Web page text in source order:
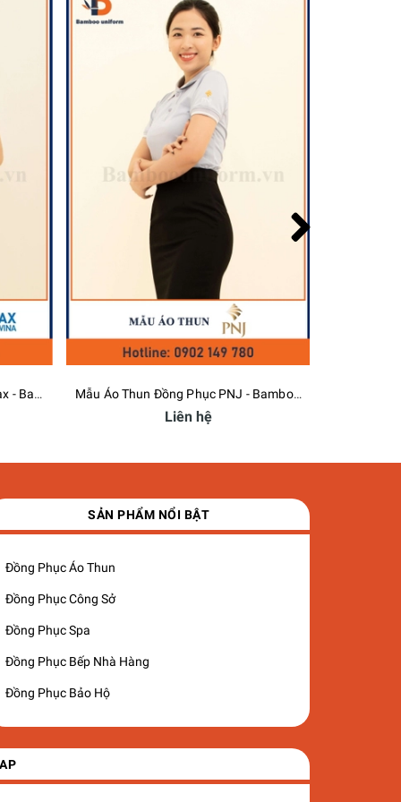
Mẫu Áo Thun Đồng Phục Solemax - Bamboo Uniform Mẫu Áo Thun Đồng Phục PNJ - Bamboo Uniform
Liên hệ
SẢN PHẨM NỔI BẬT
Đồng Phục Áo Thun
Đồng Phục Công Sở
Đồng Phục Spa
Đồng Phục Bếp Nhà Hàng
Đồng Phục Bảo Hộ